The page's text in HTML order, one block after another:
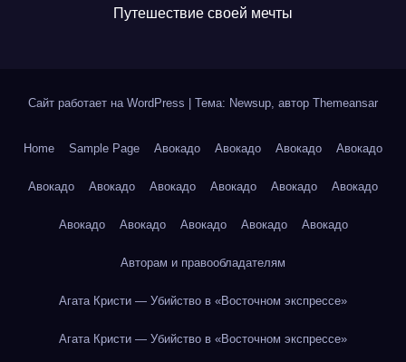
Путешествие своей мечты
Сайт работает на WordPress Тема: Newsup, автор Themeansar
Home Sample Page Авокадо Авокадо Авокадо Авокадо
Авокадо Авокадо Авокадо Авокадо Авокадо Авокадо
Авокадо Авокадо Авокадо Авокадо Авокадо
Авторам и правообладателям
Агата Кристи — Убийство в «Восточном экспрессе»
Агата Кристи — Убийство в «Восточном экспрессе»